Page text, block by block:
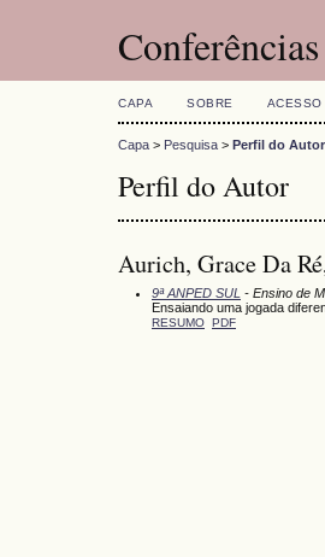
CAPA SOBRE ACESSO
Capa > Pesquisa > Perfil do Autor
Perfil do Autor
Aurich, Grace Da
9ª ANPED SUL - Ensino de
Ensaiando uma jogada
RESUMO PDF